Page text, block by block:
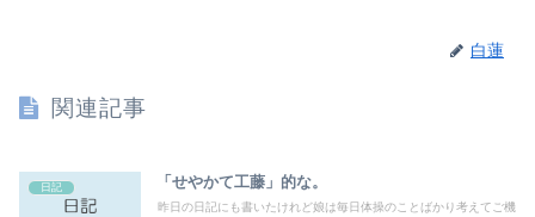
白蓮
関連記事
日記 「せやかて工藤」的な。
昨日の日記にも書いたけれど娘は毎日体操のことばかり考えてご機